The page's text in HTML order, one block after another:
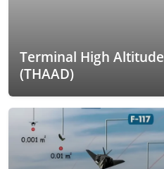
Terminal High
(THAAD)